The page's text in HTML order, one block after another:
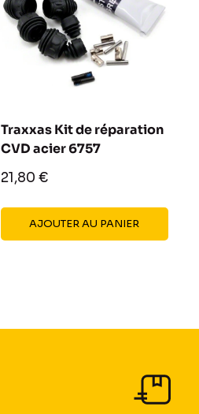
Traxxas Kit de réparation
CVD acier 6757
Prix
21,80 €
AJOUTER AU PANIER